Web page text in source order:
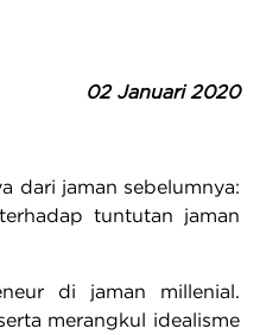
02 Januari 2020
dari jaman sebelumnya:
tuntutan jaman
di jaman millenial.
merangkul idealisme